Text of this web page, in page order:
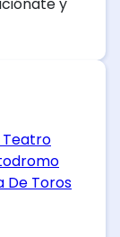
y
Teatro
De Toros